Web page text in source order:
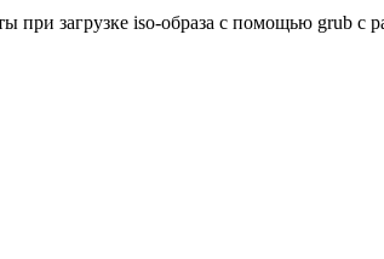
загрузке iso-образа с помощью grub с